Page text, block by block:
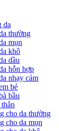
da
thường
mụn
khô
dầu
hỗn hợp
nhạy cảm
bé
bầu
cho da thường
cho da mụn